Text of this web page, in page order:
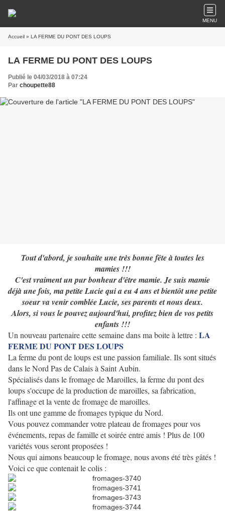
MENU
Accueil » LA FERME DU PONT DES LOUPS
LA FERME DU PONT DES LOUPS
Publié le 04/03/2018 à 07:24
Par choupette88
Tout d'abord, je souhaite une très bonne fête à toutes les
mamies !!!
C'est vraiment un pur bonheur d'être mamie. Je suis mamie
déjà une fois, ma petite Lucie qui a eu 4 ans et bientôt une petite
soeur va venir comblée Lucie, ses parents et nous deux.
Alors, si vous le pouvez aujourd'hui, profitez bien de vos petits
enfants !!!
Un nouveau partenaire cette semaine dans ma boite à lettre : LA
FERME DU PONT DES LOUPS
La ferme du pont de loups est une passion familiale. Ils sont situés
dans le Nord Pas de Calais à Saint Aubin.
Spécialisés dans le fromage de Maroilles, la ferme du pont des
loups s'occupe de la production de maroilles, sa fabrication,
l'affinage et la vente de fromage de maroilles.
Ils ont une gamme de fromages typique du Nord.
Vous pouvez commander votre plateau de fromages pour vos
événements, repas de famille et soirée entre amis ! Plus de 100
variétés vous seront proposées !
Nous qui aimons beaucoup le fromage, nous avons été très gâtés !
Voici ce que contenait le colis :